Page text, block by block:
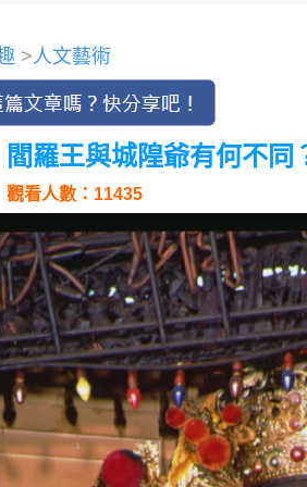
>人文藝術
閻羅王與城隍爺有何不同
觀看人數：11435